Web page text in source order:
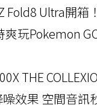
Fold8 Ultra開箱
爽玩Pokemon
THE
效果 空間音訊